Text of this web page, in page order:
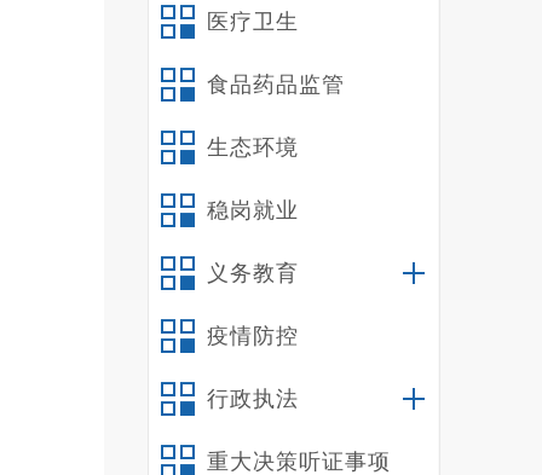
医疗卫生
食品药品监管
生态环境
稳岗就业
义务教育
疫情防控
行政执法
重大决策听证事项